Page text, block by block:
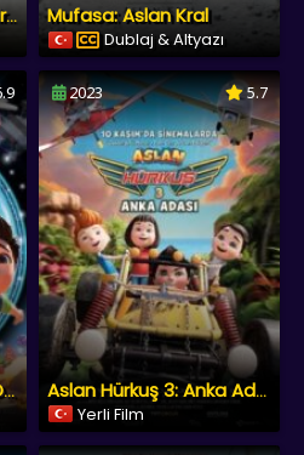
Yüzüklerin Efendisi: Rohirrim’in Savaşı
Mufasa: Aslan Kral
Dublaj & Altyazı
Aslan Hürkuş 4: Hürjet Oyunda
2023 5.7
Aslan Hürkuş 3: Anka Adası
Yerli Film